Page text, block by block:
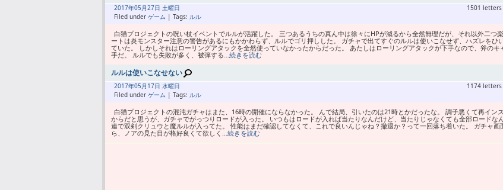
2017年05月27日 土曜日
Filed under ゲーム | Tags: ルル
1501
白猫プロジェクトの呪い杖イベントでルルが活躍した。 三つあるうちの真ん中は徐々にHPが減るから全然無理だが、それ以外二つ
ートは炎モンスター注意の警告があるにもかかわらず、ルルでゴリ押しした。 ガチャで出てすぐのルルは使いこなせず、ハズレをひ
ていた。 しかしそれはローリングアタックを全然使っていなかったからだった。 あたしはローリングアタックが下手なので、斧のキ
手だ。 ルルでも失敗が多く、被弾する…続きを読む
ルルは使いこなせない
2017年05月 17日 水曜日
Filed under ゲーム | Tags: ルル
1174
白猫プロジェクトの混沌ガチャはまた、16時の開催にならなかった。 んで結局、引いたのは21時とかだったな。 調子悪くて再イン
からだと思うが、ガチャでがっつりロードが入った。 いつもはロードが入れば当たりなんだけど、当たりじゃなくても全部ロードな
連で双剣クリュウと魔ルルが入ってた。 性能はまだ確認してなくて、これで良いんじゃね？撤退か？って一回落ち着いた。 ガチャ画
ら、ノアの見た目が格好良くて欲しく …続きを読む